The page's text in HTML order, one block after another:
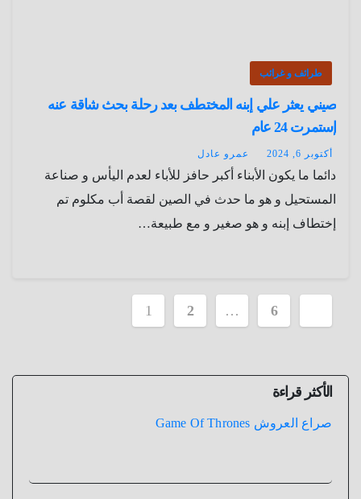
طرائف و غرائب
صيني يعثر علي إبنه المختطف بعد رحلة بحث شاقة عنه
إستمرت 24 عام
أكتوبر 6, 2024 عمرو عادل
دائما ما يكون الأبناء أكبر حافز للأباء لعدم اليأس و صناعة
المستحيل و هو ما حدث في الصين لقصة أب مكلوم تم
إختطاف إبنه و هو صغير و مع طبيعة…
1 2 … 6
الأكثر قراءة
صراع العروش Game Of Thrones